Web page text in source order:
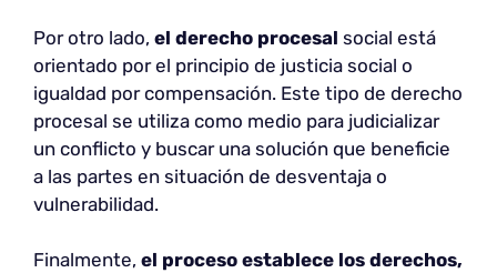
Por otro lado, el derecho procesal social está
orientado por el principio de justicia social o
igualdad por compensación. Este tipo de derecho
procesal se utiliza como medio para judicializar
un conflicto y buscar una solución que beneficie
a las partes en situación de desventaja o
vulnerabilidad.
Finalmente, el proceso establece los derechos,